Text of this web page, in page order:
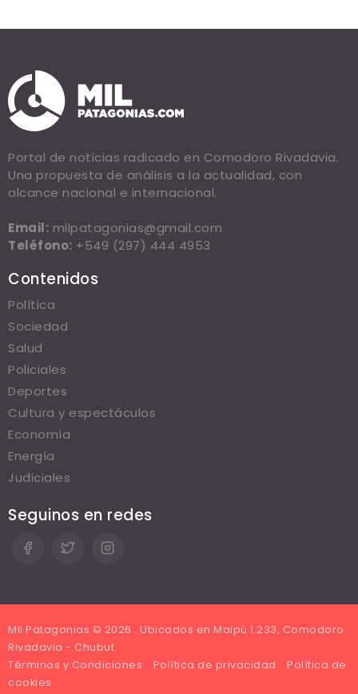
Portal de noticias radicado en Comodoro Rivadavia.
Una propuesta de análisis a la actualidad, con
alcance nacional e internacional.
Email: milpatagonias@gmail.com
Teléfono: +549 (297) 444 4953
Contenidos
Política
Sociedad
Salud
Policiales
Deportes
Cultura y espectáculos
Economía
Energía
Judiciales
Seguinos en redes
Mil Patagonias © 2026 . Ubicados en Maipú 1.233, Comodoro
Rivadavia - Chubut.
Términos y Condiciones
Política de privacidad
Política de
cookies